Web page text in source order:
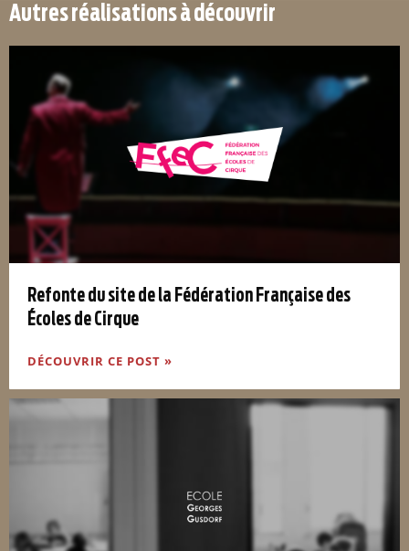
Autres réalisations à découvrir
Refonte du site de la Fédération Française des
Écoles de Cirque
DÉCOUVRIR CE POST »